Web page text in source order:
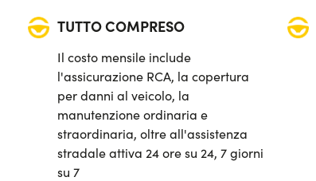
TUTTO COMPRESO
Il costo mensile include
l'assicurazione RCA, la copertura
per danni al veicolo, la
manutenzione ordinaria e
straordinaria, oltre all'assistenza
stradale attiva 24 ore su 24, 7 giorni
su 7